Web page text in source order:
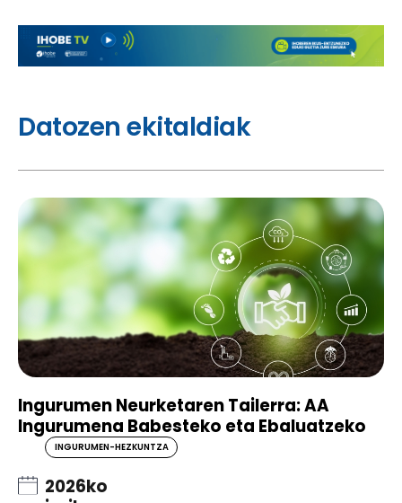
Datozen ekitaldiak
Ingurumen Neurketaren Tailerra: AA
Ingurumena Babesteko eta Ebaluatzeko
INGURUMEN-HEZKUNTZA
2026ko